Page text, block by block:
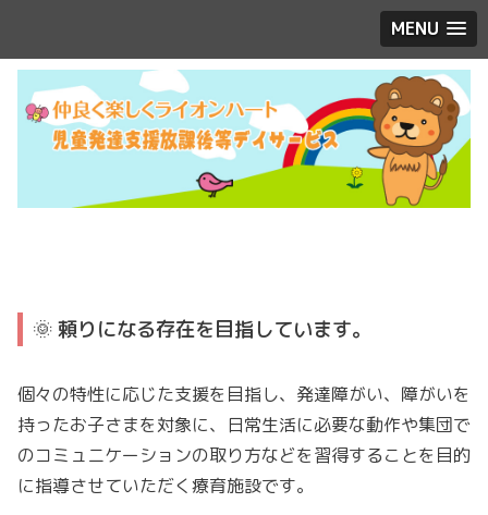
MENU
🌞 頼りになる存在を目指しています。
個々の特性に応じた支援を目指し、発達障がい、障がいを
持ったお子さまを対象に、日常生活に必要な動作や集団で
のコミュニケーションの取り方などを習得することを目的
に指導させていただく療育施設です。